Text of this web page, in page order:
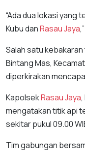
“Ada dua lokasi yang
Kubu danRasau Jaya
Salah satu
Bintang Mas,
diperkirakan
KapolsekRasau Jaya,
mengatakan titik api
sekitar pukul 09.00
Tim gabungan